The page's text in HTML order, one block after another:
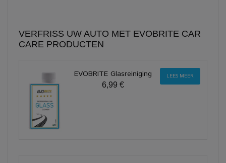
VERFRISS UW AUTO MET EVOBRITE CAR
CARE PRODUCTEN
EVOBRITE Glasreiniging
6,99 €
LEES MEER